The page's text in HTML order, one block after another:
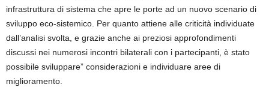
infrastruttura di sistema che apre le porte ad un nuovo scenario di
sviluppo eco-sistemico. Per quanto attiene alle criticità individuate
dall’analisi svolta, e grazie anche ai preziosi approfondimenti
discussi nei numerosi incontri bilaterali con i partecipanti, è stato
possibile sviluppare” considerazioni e individuare aree di
miglioramento.